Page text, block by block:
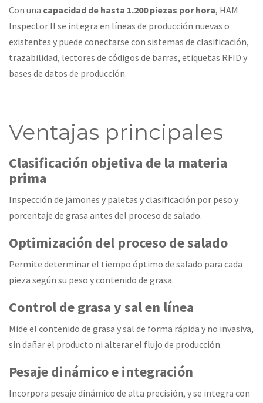
Con una capacidad de hasta 1.200 piezas por hora, HAM
Inspector II se integra en líneas de producción nuevas o
existentes y puede conectarse con sistemas de clasificación,
trazabilidad, lectores de códigos de barras, etiquetas RFID y
bases de datos de producción.
Ventajas principales
Clasificación objetiva de la materia
prima
Inspección de jamones y paletas y clasificación por peso y
porcentaje de grasa antes del proceso de salado.
Optimización del proceso de salado
Permite determinar el tiempo óptimo de salado para cada
pieza según su peso y contenido de grasa.
Control de grasa y sal en línea
Mide el contenido de grasa y sal de forma rápida y no invasiva,
sin dañar el producto ni alterar el flujo de producción.
Pesaje dinámico e integración
Incorpora pesaje dinámico de alta precisión, y se integra con